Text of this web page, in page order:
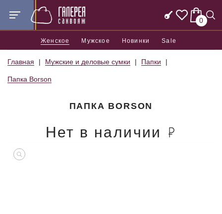
0
Женское Мужское Новинки Sale
Главная Мужские и деловые сумки Папки
Папка Borson
ПАПКА BORSON
Нет в наличии